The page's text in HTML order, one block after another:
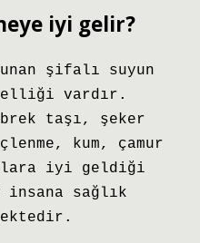
iyi gelir?
şifalı suyun
vardır.
taşı, şeker
kum, çamur
iyi geldiği
sağlık